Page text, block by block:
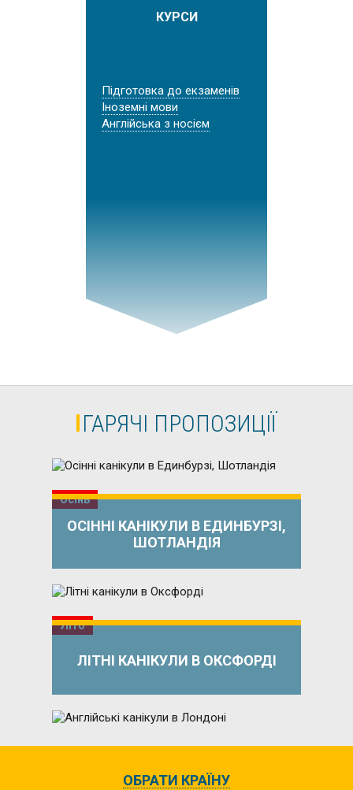
КУРСИ
Підготовка до екзаменів
Іноземні мови
Англійська з носієм
ГАРЯЧІ ПРОПОЗИЦІЇ
Осінь
ОСІННІ КАНІКУЛИ В ЕДИНБУРЗІ,
ШОТЛАНДІЯ
Літо
ЛІТНІ КАНІКУЛИ В ОКСФОРДІ
АНГЛІЙСЬКІ КАНІКУЛИ В ЛОНДОНІ
ОБРАТИ КРАЇНУ